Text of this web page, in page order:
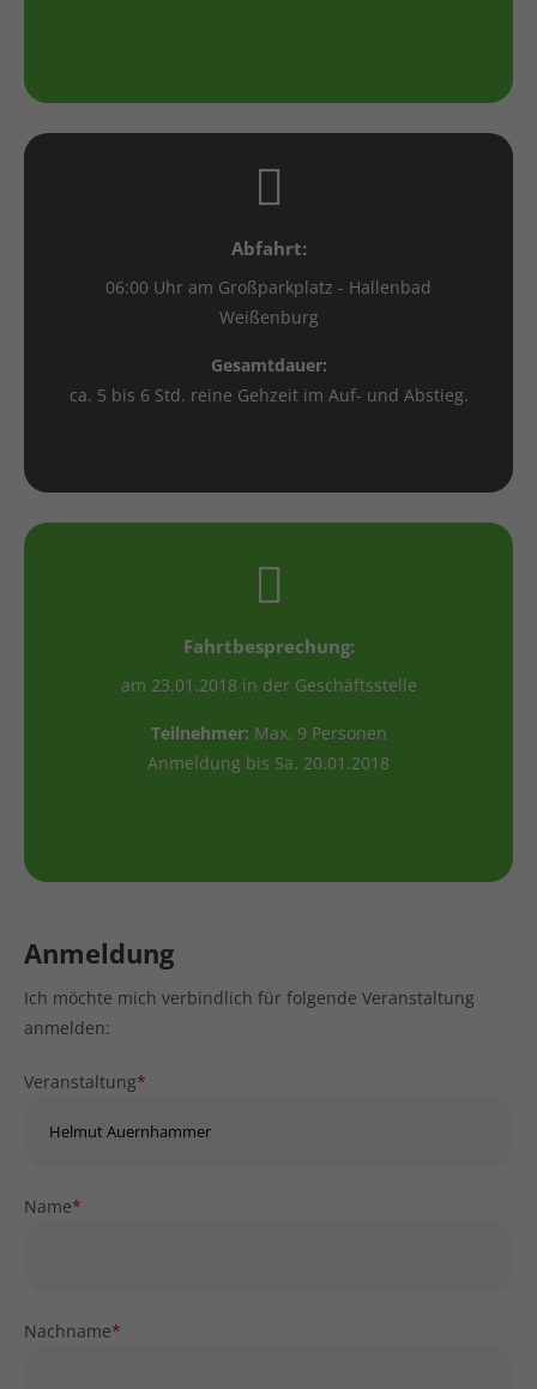
Abfahrt:
06:00 Uhr am Großparkplatz - Hallenbad
Weißenburg
Gesamtdauer:
ca. 5 bis 6 Std. reine Gehzeit im Auf- und Abstieg.
Fahrtbesprechung:
am 23.01.2018 in der Geschäftsstelle
Teilnehmer: Max. 9 Personen
Anmeldung bis Sa. 20.01.2018
Anmeldung
Ich möchte mich verbindlich für folgende Veranstaltung
anmelden:
Veranstaltung*
Name*
Nachname*